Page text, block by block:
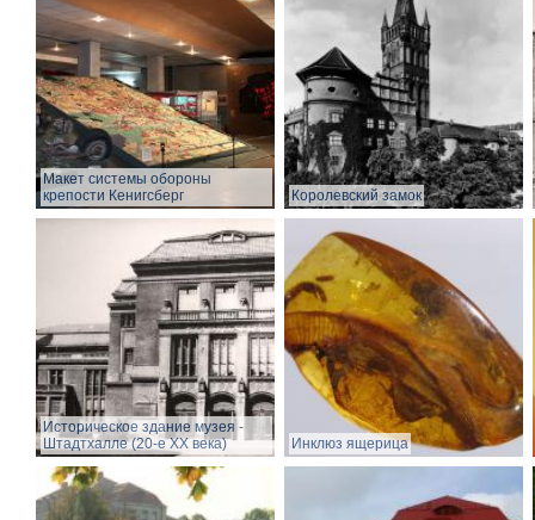
Макет системы обороны
крепости Кенигсберг
Королевский замок
Историческое здание музея -
Штадтхалле (20-е XX века)
Инклюз ящерица